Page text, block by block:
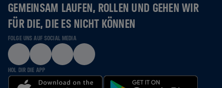
GEMEINSAM LAUFEN, ROLLEN UND GEHEN WIR
FÜR DIE, DIE ES NICHT KÖNNEN
FOLGE UNS AUF SOCIAL MEDIA
HOL DIR DIE APP